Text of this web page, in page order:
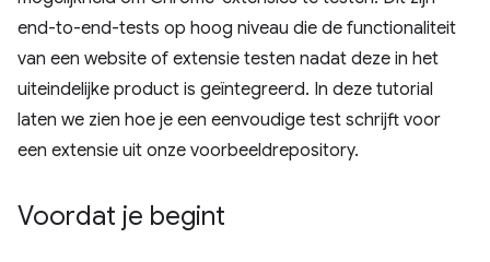
end-to-end-tests op hoog niveau die de functionaliteit
van een website of extensie testen nadat deze in het
uiteindelijke product is geïntegreerd. In deze tutorial
laten we zien hoe je een eenvoudige test schrijft voor
een extensie uit onze voorbeeldrepository.
Voordat je begint